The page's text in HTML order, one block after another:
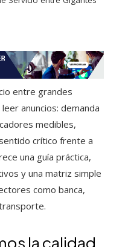
entre grandes
anuncios: demanda
medibles,
crítico frente a
una guía práctica,
y una matriz simple
como banca,
la calidad